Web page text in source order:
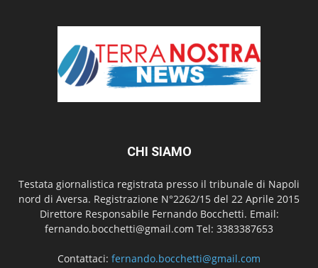
CHI SIAMO
Testata giornalistica registrata presso il tribunale di Napoli
nord di Aversa. Registrazione N°2262/15 del 22 Aprile 2015
Direttore Responsabile Fernando Bocchetti. Email:
fernando.bocchetti@gmail.com Tel: 3383387653
Contattaci: fernando.bocchetti@gmail.com